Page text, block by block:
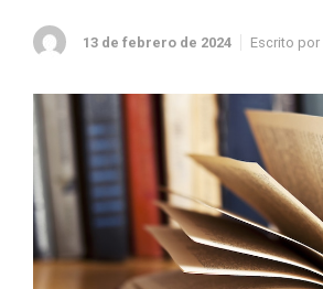
13 de febrero de 2024 Escrito por